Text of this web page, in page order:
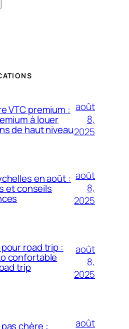
VTC premium :
à louer
de haut niveau
août
8,
2025
en août :
et conseils
août
8,
2025
road trip :
confortable
trip
août
8,
2025
chère : août